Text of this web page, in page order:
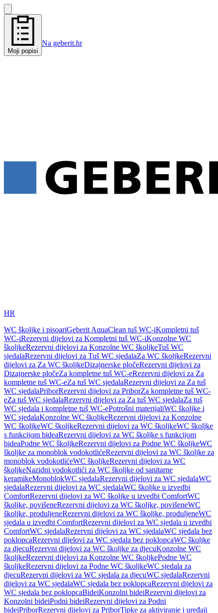
Moji popisi
Na geberit.hr
HR
WC školjke i pisoariGeberit AquaClean tuš WC-iKompletni tuš
WC-iRezervni dijelovi za Kompletni tuš WC-iKonzolne WC
školjkeRezervni dijelovi za Konzolne WC školjkeTuš WC
sjedalaRezervni dijelovi za Tuš WC sjedalaZa WC školjkeRezervni
dijelovi za Za WC školjkeDizajnerske pločeRezervni dijelovi za
Dizajnerske pločeZa kompletne tuš WC-eRezervni dijelovi za Za
kompletne tuš WC-eZa tuš WC sjedalaRezervni dijelovi za Za tuš
WC sjedalaPriborRezervni dijelovi za PriborZa kompletne tuš WC-
eZa tuš WC sjedalaRezervni dijelovi za Za tuš WC sjedalaZa tuš
WC sjedala i kompletne tuš WC-ePotrošni materijaliWC školjke i
WC sjedalaKonzolne WC školjkeRezervni dijelovi za Konzolne
WC školjkeWC školjkeRezervni dijelovi za WC školjkeWC školjke
s funkcijom bideaRezervni dijelovi za WC školjke s funkcijom
bideaPodne WC školjkeRezervni dijelovi za Podne WC školjkeWC
školjke za monoblok vodokotlićeRezervni dijelovi za WC školjke za
monoblok vodokotlićeWC školjkeRezervni dijelovi za WC
školjkeNazidni vodokotlići za WC školjke od sanitarne
keramikeMonoblokWC sjedalaRezervni dijelovi za WC sjedalaWC
sjedalaRezervni dijelovi za WC sjedalaWC školjke u izvedbi
ComfortRezervni dijelovi za WC školjke u izvedbi ComfortWC
školjke, povišeneRezervni dijelovi za WC školjke, povišeneWC
školjke, produljeneRezervni dijelovi za WC školjke, produljeneWC
sjedala u izvedbi ComfortRezervni dijelovi za WC sjedala u izvedbi
ComfortWC sjedalaRezervni dijelovi za WC sjedalaWC sjedala bez
poklopcaRezervni dijelovi za WC sjedala bez poklopcaWC školjke
za djecuRezervni dijelovi za WC školjke za djecuKonzolne WC
školjkeRezervni dijelovi za Konzolne WC školjkePodne WC
školjkeRezervni dijelovi za Podne WC školjkeWC sjedala za
djecuRezervni dijelovi za WC sjedala za djecuWC sjedalaRezervni
dijelovi za WC sjedalaWC sjedala bez poklopcaRezervni dijelovi za
WC sjedala bez poklopcaBideiKonzolni bideiRezervni dijelovi za
Konzolni bideiPodni bideiRezervni dijelovi za Podni
bideiPriborRezervni dijelovi za PriborTipke za aktiviranje i uređaji